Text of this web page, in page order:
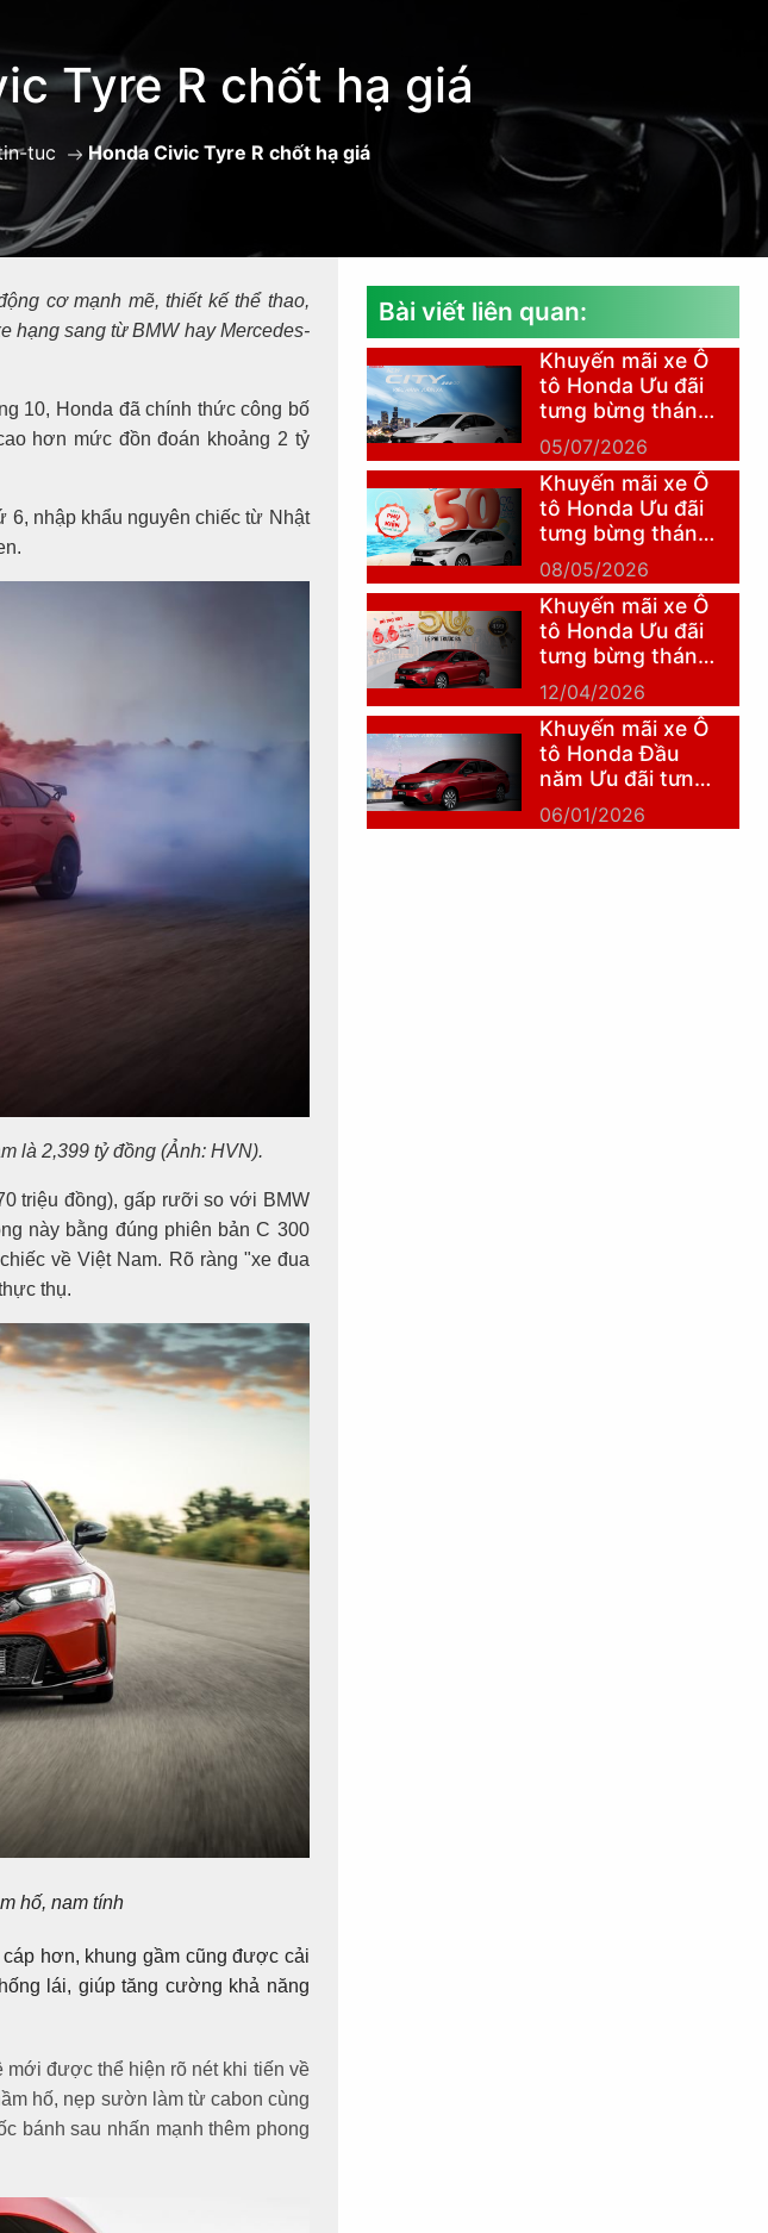
Tyre R chốt hạ giá
tuc Honda Civic Tyre R chốt hạ giá
cơ mạnh mẽ, thiết kế thể thao,
hạng sang từ BMW hay Mercedes-
10, Honda đã chính thức công bố
hơn mức đồn đoán khoảng 2 tỷ
6, nhập khẩu nguyên chiếc từ Nhật
là 2,399 tỷ đồng (Ảnh: HVN).
triệu đồng), gấp rưỡi so với BMW
này bằng đúng phiên bản C 300
về Việt Nam. Rõ ràng "xe đua
thụ.
hố, nam tính
hơn, khung gầm cũng được cải
lái, giúp tăng cường khả năng
mới được thể hiện rõ nét khi tiến về
hố, nẹp sườn làm từ cabon cùng
bánh sau nhấn mạnh thêm phong
Bài viết liên quan:
Khuyến mãi xe Ô
tô Honda Ưu đãi
tưng bừng tháng
7
05/07/2026
Khuyến mãi xe Ô
tô Honda Ưu đãi
tưng bừng tháng
5
08/05/2026
Khuyến mãi xe Ô
tô Honda Ưu đãi
tưng bừng tháng
4
12/04/2026
Khuyến mãi xe Ô
tô Honda Đầu
năm Ưu đãi tưng
bừng
06/01/2026